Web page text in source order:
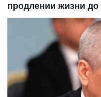
продлении жизни до